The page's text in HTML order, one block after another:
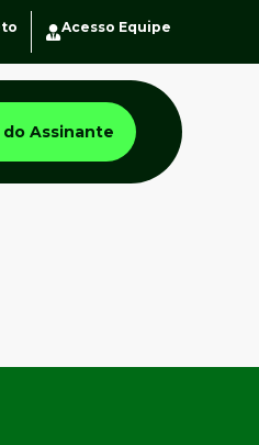
Acesso Equipe
Assinante